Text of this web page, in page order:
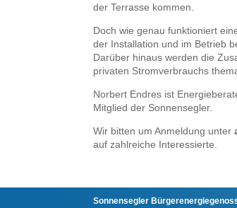
der Terrasse kommen.
Doch wie genau funktioniert
der Installation und im Betrieb
Darüber hinaus werden die
privaten Stromverbrauchs
Norbert Endres ist
Mitglied der Sonnensegler.
Wir bitten um Anmeldung unter
auf zahlreiche Interessierte.
Sonnensegler